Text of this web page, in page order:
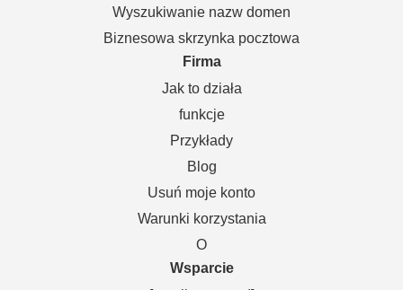
Wyszukiwanie nazw domen
Biznesowa skrzynka pocztowa
Firma
Jak to działa
funkcje
Przykłady
Blog
Usuń moje konto
Warunki korzystania
O
Wsparcie